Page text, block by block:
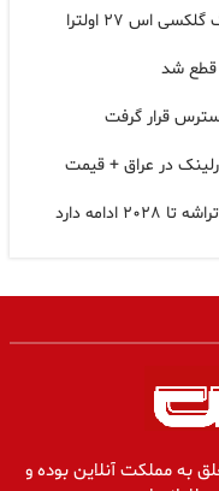
اس ۲۷ اولترا
قطع شد
قرار گرفت
در عراق + قیمت
دارد
به مملکت آنلاین بوده و